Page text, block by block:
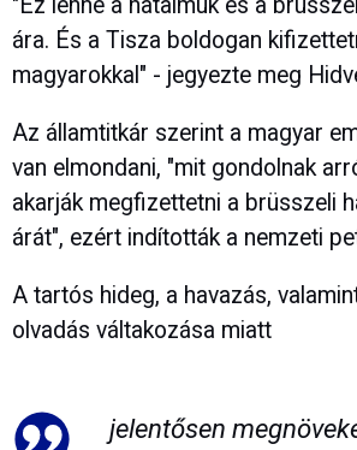
ára. És a Tisza boldogan
magyarokkal" - jegyezte meg
Az államtitkár szerint a magyar
van elmondani, "mit gondolnak
akarják megfizettetni a brüsszeli
árát", ezért indították a nemzeti
A tartós hideg, a havazás,
olvadás váltakozása miatt
jelentősen